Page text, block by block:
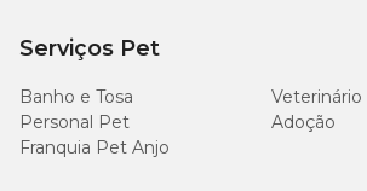
tratamento correto de acordo com as
dos animais.
Ivomec para cães e outros animais de
Serviços Pet
Banho e Tosa
Veterinário
Personal Pet
Adoção
Franquia Pet Anjo